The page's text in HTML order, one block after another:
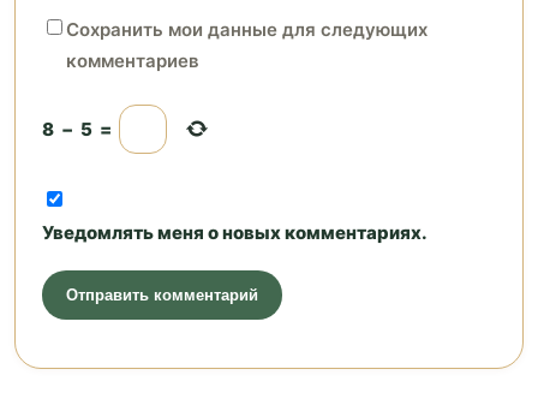
Сохранить мои данные для следующих
комментариев
8 − 5 =
Уведомлять меня о новых комментариях.